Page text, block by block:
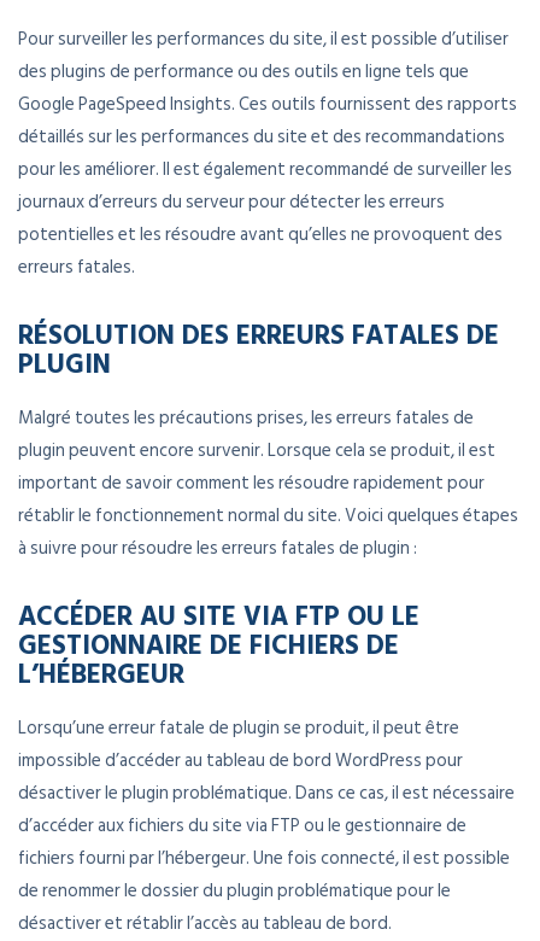
Pour surveiller les performances du site, il est possible d’utiliser
des plugins de performance ou des outils en ligne tels que
Google PageSpeed Insights. Ces outils fournissent des rapports
détaillés sur les performances du site et des recommandations
pour les améliorer. Il est également recommandé de surveiller les
journaux d’erreurs du serveur pour détecter les erreurs
potentielles et les résoudre avant qu’elles ne provoquent des
erreurs fatales.
RÉSOLUTION DES ERREURS FATALES DE
PLUGIN
Malgré toutes les précautions prises, les erreurs fatales de
plugin peuvent encore survenir. Lorsque cela se produit, il est
important de savoir comment les résoudre rapidement pour
rétablir le fonctionnement normal du site. Voici quelques étapes
à suivre pour résoudre les erreurs fatales de plugin :
ACCÉDER AU SITE VIA FTP OU LE
GESTIONNAIRE DE FICHIERS DE
L’HÉBERGEUR
Lorsqu’une erreur fatale de plugin se produit, il peut être
impossible d’accéder au tableau de bord WordPress pour
désactiver le plugin problématique. Dans ce cas, il est nécessaire
d’accéder aux fichiers du site via FTP ou le gestionnaire de
fichiers fourni par l’hébergeur. Une fois connecté, il est possible
de renommer le dossier du plugin problématique pour le
désactiver et rétablir l’accès au tableau de bord.